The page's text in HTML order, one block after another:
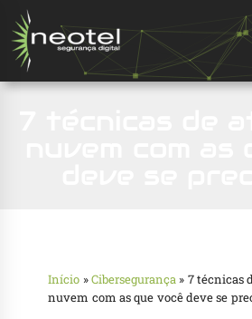
Início »Cibersegurança » 7 técnicas
nuvem com as que você deve se